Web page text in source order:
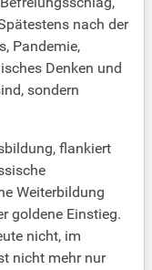
nach der
Pandemie,
Denken und
sondern
flankiert
Weiterbildung
goldene Einstieg.
nicht, im
nicht mehr nur